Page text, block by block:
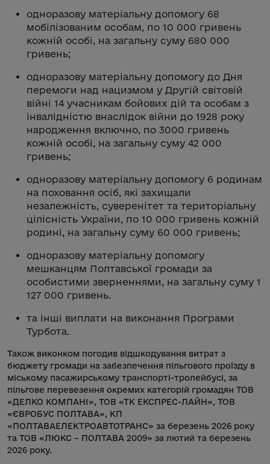
одноразову матеріальну допомогу 68
мобілізованим особам, по 10 000 гривень
кожній особі, на загальну суму 680 000
гривень;
одноразову матеріальну допомогу до Дня
перемоги над нацизмом у Другій світовій
війні 14 учасникам бойових дій та особам з
інвалідністю внаслідок війни до 1928 року
народження включно, по 3000 гривень
кожній особі, на загальну суму 42 000
гривень;
одноразову матеріальну допомогу 6 родинам
на поховання осіб, які захищали
незалежність, суверенітет та територіальну
цілісність України, по 10 000 гривень кожній
родині, на загальну суму 60 000 гривень;
одноразову матеріальну допомогу
мешканцям Полтавської громади за
особистими зверненнями, на загальну суму 1
127 000 гривень.
та інші виплати на виконання Програми
Турбота.
Також виконком погодив відшкодування витрат з
бюджету громади на забезпечення пільгового проїзду в
міському пасажирському транспорті-тролейбусі, за
пільгове перевезення окремих категорій громадян ТОВ
«ДЕЛКО КОМПАНІ», ТОВ «ТК ЕКСПРЕС-ЛАЙН», ТОВ
«ЄВРОБУС ПОЛТАВА», КП
«ПОЛТАВАЕЛЕКТРОАВТОТРАНС» за березень 2026 року
та ТОВ «ЛЮКС – ПОЛТАВА 2009» за лютий та березень
2026 року.